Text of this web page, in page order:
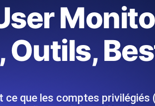
écrivons les scripts JMeter
et livrons le rapport.
du site Web
Blog technique
En savoir plus sur le blog
En savoir plus sur le blog
Outils,
ce que les comptes